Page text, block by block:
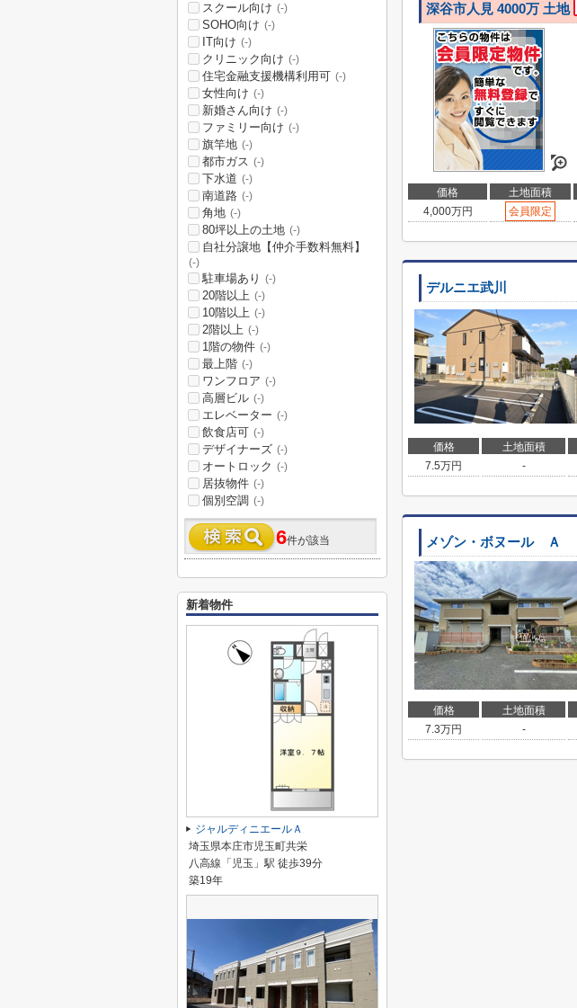
深谷市人見 4000万 土地
価格 土地面積
4,000万円 会員限定
デルニエ武川
価格 土地面積
7.5万円 -
メゾン・ボヌール Ａ
価格 土地面積
7.3万円 -
スクール向け (-)
SOHO向け (-)
IT向け (-)
クリニック向け (-)
住宅金融支援機構利用可 (-)
女性向け (-)
新婚さん向け (-)
ファミリー向け (-)
旗竿地 (-)
都市ガス (-)
下水道 (-)
南道路 (-)
角地 (-)
80坪以上の土地 (-)
自社分譲地【仲介手数料無料】
(-)
駐車場あり (-)
20階以上 (-)
10階以上 (-)
2階以上 (-)
1階の物件 (-)
最上階 (-)
ワンフロア (-)
高層ビル (-)
エレベーター (-)
飲食店可 (-)
デザイナーズ (-)
オートロック (-)
居抜物件 (-)
個別空調 (-)
6件が該当
新着物件
ジャルディニエールＡ
埼玉県本庄市児玉町共栄
八高線「児玉」駅 徒歩39分
築19年